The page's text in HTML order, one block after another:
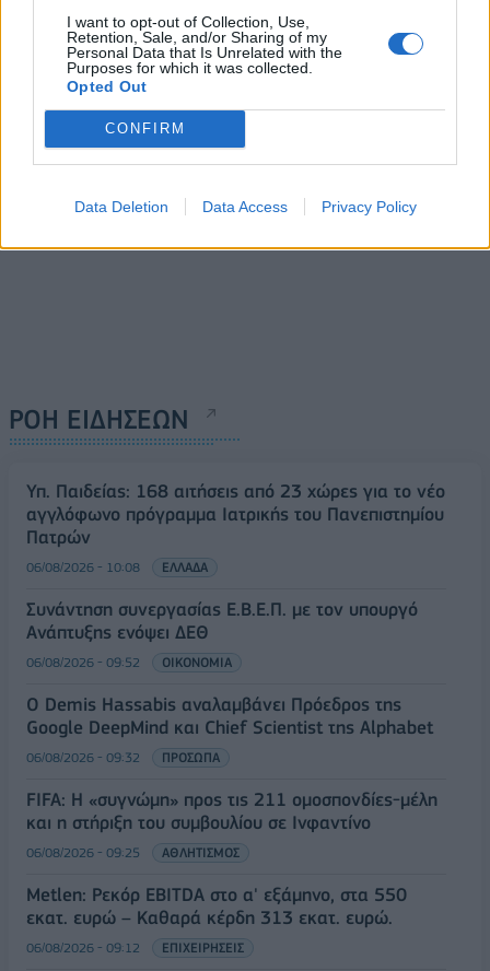
I want to opt-out of Collection, Use,
Retention, Sale, and/or Sharing of my
Personal Data that Is Unrelated with the
Purposes for which it was collected.
Opted Out
CONFIRM
Data Deletion Data Access Privacy Policy
OpenAI - Google: Νέα
στρατηγική συμμαχία για
υπεροχή στην ΑΙ εποχή
11/06/2025 - 10:22
«Κατέρρευσε» το Data
Center του υπουργείου
Ναυτιλίας
ΡΟΗ ΕΙΔΗΣΕΩΝ
Υπ. Παιδείας: 168 αιτήσεις από 23 χώρες για το νέο
αγγλόφωνο πρόγραμμα Ιατρικής του Πανεπιστημίου
Πατρών
06/08/2026 - 10:08 ΕΛΛΑΔΑ
Συνάντηση συνεργασίας Ε.Β.Ε.Π. με τον υπουργό
Ανάπτυξης ενόψει ΔΕΘ
06/08/2026 - 09:52 ΟΙΚΟΝΟΜΙΑ
Ο Demis Hassabis αναλαμβάνει Πρόεδρος της
Google DeepMind και Chief Scientist της Alphabet
06/08/2026 - 09:32 ΠΡΟΣΩΠΑ
FIFA: Η «συγνώμη» προς τις 211 ομοσπονδίες-μέλη
και η στήριξη του συμβουλίου σε Ινφαντίνο
06/08/2026 - 09:25 ΑΘΛΗΤΙΣΜΟΣ
Metlen: Ρεκόρ EBITDA στο α' εξάμηνο, στα 550
εκατ. ευρώ – Καθαρά κέρδη 313 εκατ. ευρώ.
06/08/2026 - 09:12 ΕΠΙΧΕΙΡΗΣΕΙΣ